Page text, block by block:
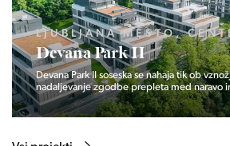
LJUBLJANA MESTO,
Pod hribom
Projekt Pod hribom se je pričela gradnja
zaželeni lokaciji v Ljubljani.